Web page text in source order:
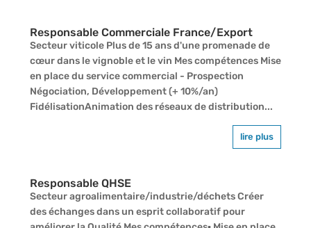
Responsable Commerciale France/Export
Secteur viticole Plus de 15 ans d'une promenade de
cœur dans le vignoble et le vin Mes compétences Mise
en place du service commercial - Prospection
Négociation, Développement (+ 10%/an)
FidélisationAnimation des réseaux de distribution...
lire plus
Responsable QHSE
Secteur agroalimentaire/industrie/déchets Créer
des échanges dans un esprit collaboratif pour